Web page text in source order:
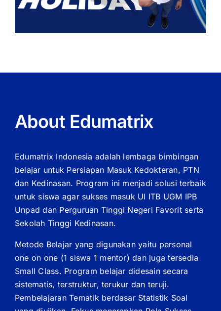
About Edumatrix
Edumatrix Indonesia adalah lembaga bimbingan
belajar untuk Persiapan Masuk Kedokteran, PTN
dan Kedinasan. Program ini menjadi solusi terbaik
untuk siswa agar sukses masuk UI ITB UGM IPB
Unpad dan Perguruan Tinggi Negeri Favorit serta
Sekolah Tinggi Kedinasan.
Metode Belajar yang digunakan yaitu personal
one on one (1 siswa 1 mentor) dan juga tersedia
Small Class. Program belajar didesain secara
sistematis, terstruktur, terukur dan teruji.
Pembelajaran Tematik berdasar Statistik Soal